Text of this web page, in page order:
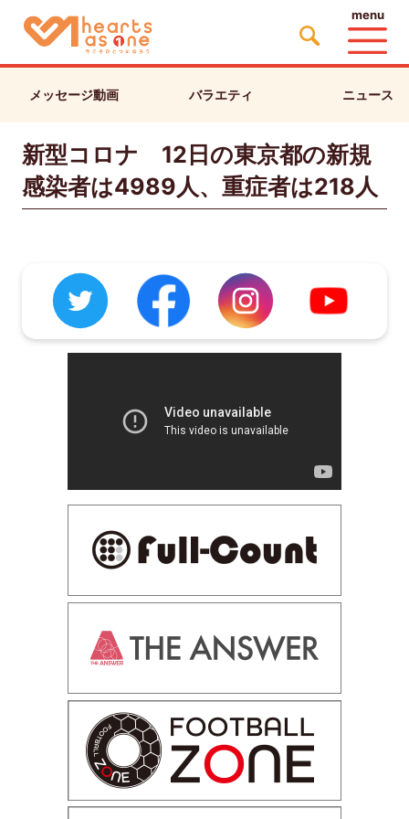
menu
メッセージ動画 バラエティ ニュース
新型コロナ 12日の東京都の新規
感染者は4989人、重症者は218人